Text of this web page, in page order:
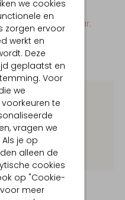
we cookies
en
zorgen ervoor
werkt en
Deze
geplaatst en
Voor
we
te
vragen we
je op
alleen de
cookies
op "Cookie-
meer
niet beschikbaar.
19 boutiques
100,-